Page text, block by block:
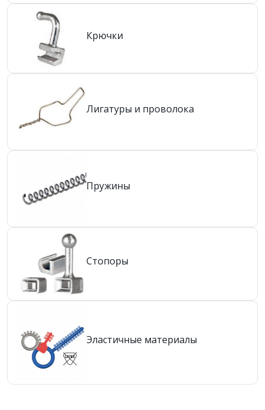
Крючки
Лигатуры и проволока
Пружины
Стопоры
Эластичные материалы